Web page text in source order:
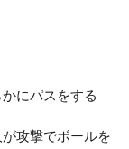
にパスをする
攻撃でボールを